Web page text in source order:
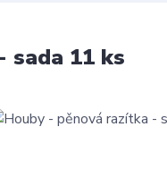
sada 11 ks